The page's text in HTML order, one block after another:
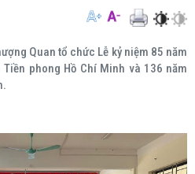
Quan tổ chức Lễ kỷ niệm 85 năm
phong Hồ Chí Minh và 136 năm